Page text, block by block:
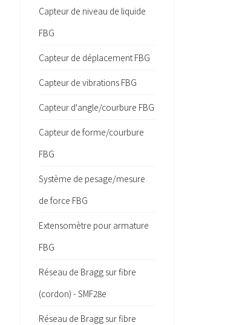
Capteur de niveau de liquide
FBG
Capteur de déplacement FBG
Capteur de vibrations FBG
Capteur d'angle/courbure FBG
Capteur de forme/courbure
FBG
Système de pesage/mesure
de force FBG
Extensomètre pour armature
FBG
Réseau de Bragg sur fibre
(cordon) - SMF28e
Réseau de Bragg sur fibre